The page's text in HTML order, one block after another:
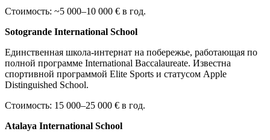
Стоимость: ~5 000–10 000 € в год.
Sotogrande International School
Единственная школа-интернат на побережье, работающая по
полной программе International Baccalaureate. Известна
спортивной программой Elite Sports и статусом Apple
Distinguished School.
Стоимость: 15 000–25 000 € в год.
Atalaya International School